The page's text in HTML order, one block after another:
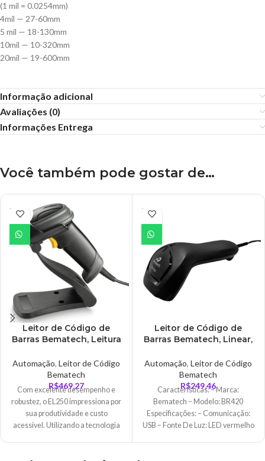
(1 mil = 0.0254mm)
4mil — 27-60mm
5 mil — 18-130mm
10mil — 10-320mm
20mil — 19-600mm
Informação adicional
Avaliações (0)
Informações Entrega
Você também pode gostar de…
ESGO
TADO
Leitor de Código de
Barras Bematech, Leitura
com Pedestal,
Tecnologia Área Image,
Preto – EL250
Automação, Leitor de Código
Bematech
R$469,27
Com excelente desempenho e
robustez, o EL250 impressiona por
sua produtividade e custo
acessível. Utilizando a tecnologia
ESGO
TADO
Leitor de Código de
Barras Bematech, Linear,
Resistente a Quedas,
Preto – BR420
Automação, Leitor de Código
Bematech
R$249,46
Características: – Marca:
Bematech – Modelo: BR420
Especificações: – Comunicação:
USB – Fonte De Luz: LED vermelho